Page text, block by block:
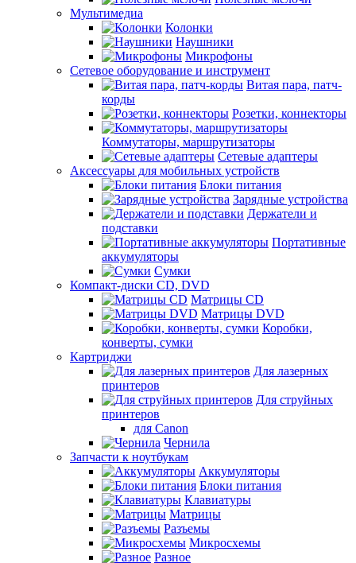
Мультимедиа
Колонки
Наушники
Микрофоны
Сетевое оборудование и инструмент
Витая пара, патч-
корды
Розетки, коннекторы
Коммутаторы, маршрутизаторы
Сетевые адаптеры
Аксессуары для мобильных устройств
Блоки питания
Зарядные устройства
Держатели и
подставки
Портативные
аккумуляторы
Сумки
Компакт-диски CD, DVD
Матрицы CD
Матрицы DVD
Коробки,
конверты, сумки
Картриджи
Для лазерных
принтеров
Для струйных
принтеров
для Canon
Чернила
Запчасти к ноутбукам
Аккумуляторы
Блоки питания
Клавиатуры
Матрицы
Разъемы
Микросхемы
Разное